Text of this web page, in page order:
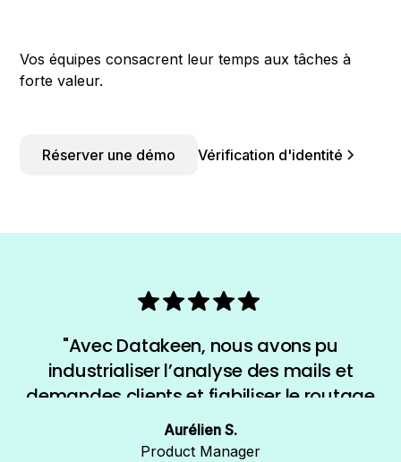
Vos équipes consacrent leur temps aux tâches à
forte valeur.
Réserver une démo Vérification d'identité
"Avec Datakeen, nous avons pu
industrialiser l’analyse des mails et
demandes clients et fiabiliser le routage
des demandes, tout en gardant la main
sur les choix métiers et les scénarios de
Aurélien S.
Product Manager